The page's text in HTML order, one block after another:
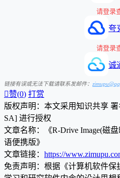
请登录
夸
请登录
诚
链接有误或无法下载请联系发邮件：
赞(0) 打赏
版权声明：本文采用知识共享
SA] 进行授权
文章名称：《R-Drive Image(磁
语便携版》
文章链接： https://
免责声明：根据《计算机软件保